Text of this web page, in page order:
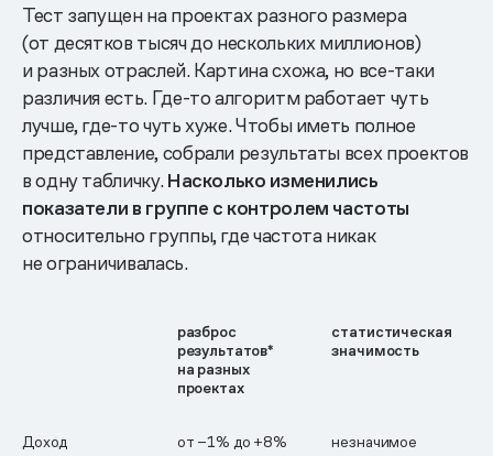
Тест запущен на проектах разного размера
(от десятков тысяч до нескольких миллионов)
и разных отраслей. Картина схожа, но все-таки
различия есть. Где-то алгоритм работает чуть
лучше, где-то чуть хуже. Чтобы иметь полное
представление, собрали результаты всех проектов
в одну табличку.Насколько изменились
показатели в группе с контролем частоты
относительно группы, где частота никак
не ограничивалась.
разброс
результатов*
на разных
проектах
статистическая
значимость
Доход от −1% до +8%
незначимое